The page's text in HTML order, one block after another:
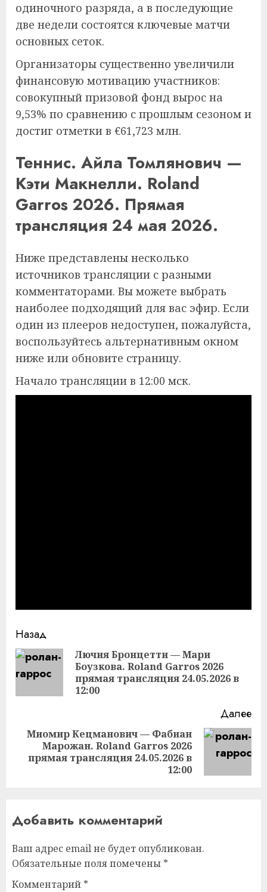
одиночного разряда, а в последующие
две недели состоятся ключевые матчи
основных сеток.
Организаторы существенно увеличили
финансовую мотивацию участников:
совокупный призовой фонд вырос на
9,53% по сравнению с прошлым сезоном и
достиг отметки в €61,723 млн.
Теннис. Айла Томлянович —
Кэти Макнелли. Roland
Garros 2026. Прямая
трансляция 24 мая 2026.
Ниже представлены несколько
источников трансляции с разными
комментаторами. Вы можете выбрать
наиболее подходящий для вас эфир. Если
один из плееров недоступен, пожалуйста,
воспользуйтесь альтернативным окном
ниже или обновите страницу.
Начало трансляции в 12:00 мск.
Продолжить
чтение
Назад
Лючия Бронцетти — Мари
Боузкова. Roland Garros 2026
прямая трансляция 24.05.2026 в
12:00
Далее
Следующая
запись:
Миомир Кецманович — Фабиан
Марожан. Roland Garros 2026
прямая трансляция 24.05.2026 в
12:00
Добавить комментарий
Ваш адрес email не будет опубликован.
Обязательные поля помечены *
Комментарий *